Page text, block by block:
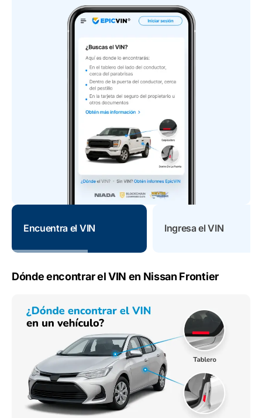
Encuentra el VIN Ingresa el VIN
Dónde encontrar el VIN en Nissan Frontier